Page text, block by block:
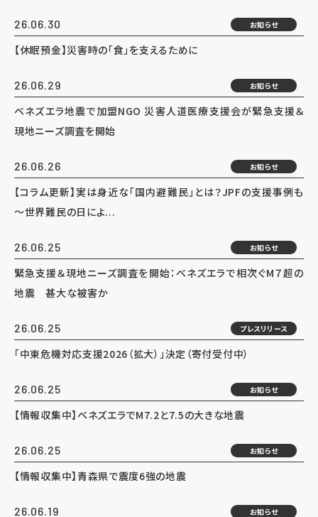
26.06.30 お知らせ
【休眠預金】災害時の「食」を支えるために
26.06.29 お知らせ
ベネズエラ地震で加盟NGO 災害人道医療支援会が緊急支援＆
現地ニーズ調査を開始
26.06.26 お知らせ
【コラム更新】実は身近な「国内避難民」とは？JPFの支援事例も
～世界難民の日によ...
26.06.25 お知らせ
緊急支援＆現地ニーズ調査を開始：ベネズエラで相次ぐM７超の
地震 甚大な被害か
26.06.25 プレスリリース
「中東危機対応支援2026（拡大）」決定（寄付受付中）
26.06.25 お知らせ
【情報収集中】ベネズエラでM7.2と7.5の大きな地震
26.06.25 お知らせ
【情報収集中】青森県で震度6強の地震
26.06.19 お知らせ